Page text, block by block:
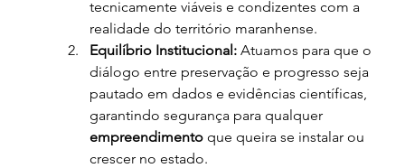
tecnicamente viáveis e condizentes com a
realidade do território maranhense.
Equilíbrio Institucional: Atuamos para que o
diálogo entre preservação e progresso seja
pautado em dados e evidências científicas,
garantindo segurança para qualquer
empreendimento que queira se instalar ou
crescer no estado.